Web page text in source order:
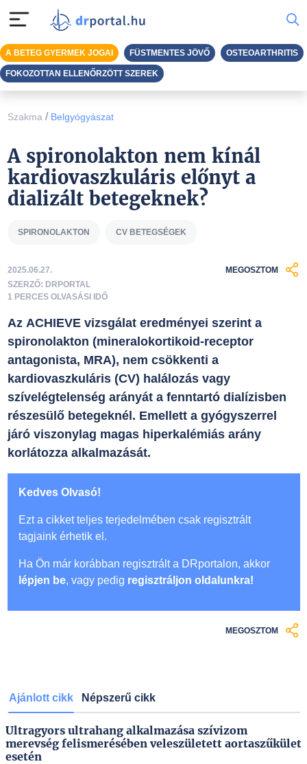
Szakma / Belgyógyászat
A spironolakton nem kínál
kardiovaszkuláris előnyt a
dializált betegeknek?
SPIRONOLAKTON CV BETEGSÉGEK
2025.06.27.
SZERZŐ: DRPORTAL
1 PERCES OLVASÁSI IDŐ
MEGOSZTOM
Az ACHIEVE vizsgálat eredményei szerint a
spironolakton (mineralokortikoid-receptor
antagonista, MRA), nem csökkenti a
kardiovaszkuláris (CV) halálozás vagy
szívelégtelenség arányát a fenntartó dialízisben
részesülő betegeknél. Emellett a gyógyszerrel
járó viszonylag magas hiperkalémiás arány
korlátozza alkalmazását.
Kedves Olvasó!
Ezt a cikket teljes terjedelmében csak regisztrált
tagjaink érhetik el.
Ha Ön már korábban regisztrált a DRportalon, akkor
lépjen be, vagy pedig regisztráljon oldalunkra!
MEGOSZTOM
Ajánlott cikk Népszerű cikk
Ultragyors ultrahang alkalmazása szívizom
merevség felismerésében veleszületett aortaszűkület
esetén
A BETEG GYERMEK JOGAI FÜSTMENTES JÖVŐ OSTEOARTHRITIS
FOKOZOTTAN ELLENŐRZÖTT SZEREK